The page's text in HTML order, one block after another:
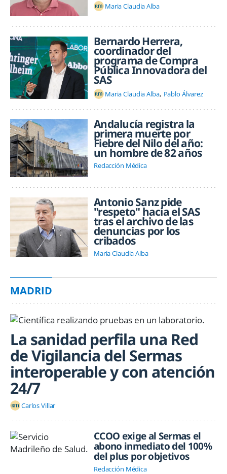
Maria Claudia Alba
Bernardo Herrera,
coordinador del
programa de Compra
Pública Innovadora del
SAS
Maria Claudia Alba Pablo Álvarez
Andalucía registra la
primera muerte por
Fiebre del Nilo del año:
un hombre de 82 años
Redacción Médica
Antonio Sanz pide
"respeto" hacia el SAS
tras el archivo de las
denuncias por los
cribados
Maria Claudia Alba
MADRID
La sanidad perfila una Red
de Vigilancia del Sermas
interoperable y con atención
24/7
Carlos Villar
CCOO exige al Sermas el
abono inmediato del 100%
del plus por objetivos
Redacción Médica